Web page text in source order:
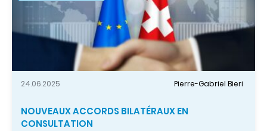
24.06.2025 Pierre-Gabriel Bieri
NOUVEAUX ACCORDS BILATÉRAUX EN
CONSULTATION